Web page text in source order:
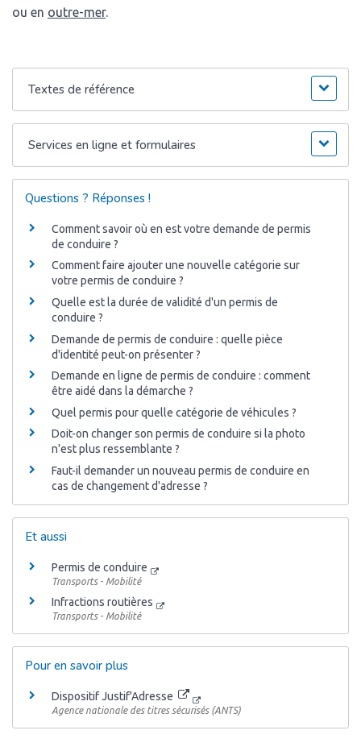
ou en outre-mer.
Textes de référence
Services en ligne et formulaires
Questions ? Réponses !
Comment savoir où en est votre demande de permis
de conduire ?
Comment faire ajouter une nouvelle catégorie sur
votre permis de conduire ?
Quelle est la durée de validité d'un permis de
conduire ?
Demande de permis de conduire : quelle pièce
d'identité peut-on présenter ?
Demande en ligne de permis de conduire : comment
être aidé dans la démarche ?
Quel permis pour quelle catégorie de véhicules ?
Doit-on changer son permis de conduire si la photo
n'est plus ressemblante ?
Faut-il demander un nouveau permis de conduire en
cas de changement d'adresse ?
Et aussi
Permis de conduire
Transports - Mobilité
Infractions routières
Transports - Mobilité
Pour en savoir plus
Dispositif Justif'Adresse
Agence nationale des titres sécurisés (ANTS)